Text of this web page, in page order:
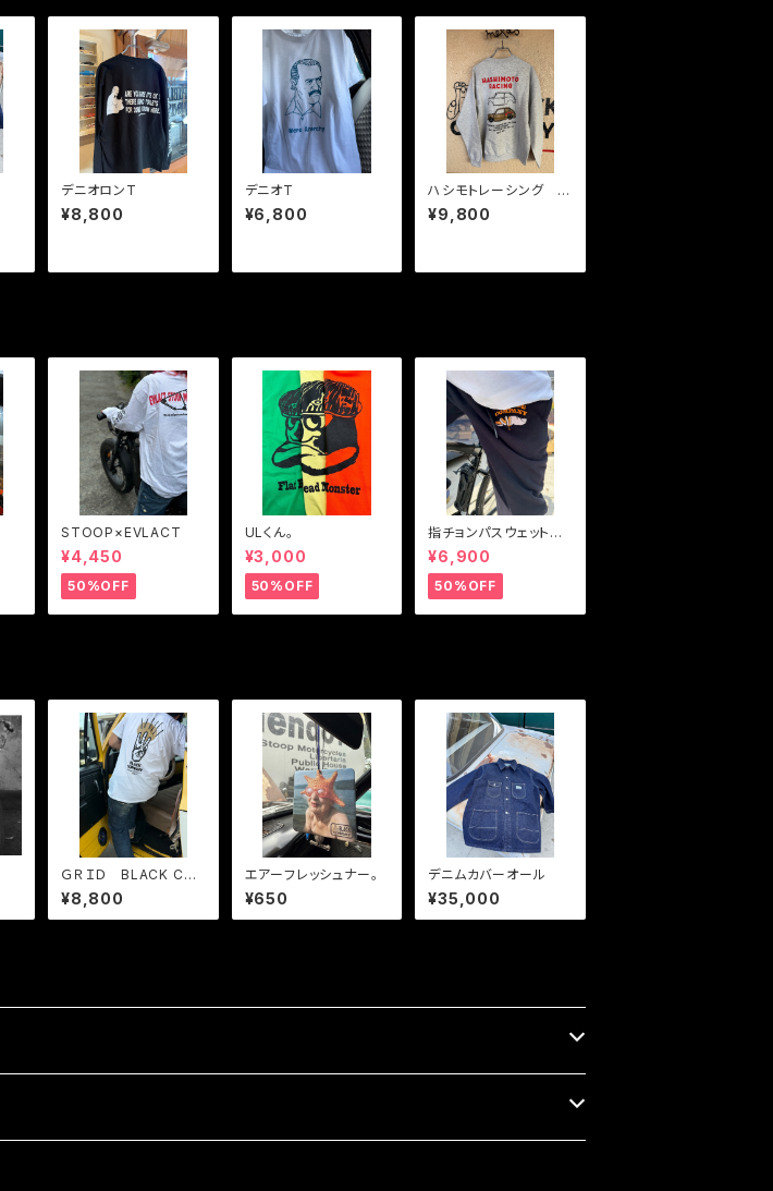
デニオロンT
¥8,800
デニオT
¥6,800
ハシモトレーシング ト
レーナー。
¥9,800
STOOP×EVLACT
¥4,450
50%OFF
ULくん。
¥3,000
50%OFF
指チョンパスウェット
パンツ
¥6,900
50%OFF
ＧＲＩＤ BLACK CO
MPANY T
¥8,800
エアーフレッシュナー。
¥650
デニムカバーオール
¥35,000